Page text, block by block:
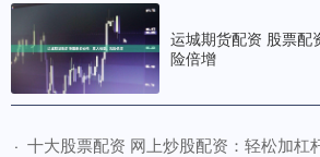
运城期货配资 股票配
险倍增
· 十大股票配资 网上炒股配资：轻松加杠